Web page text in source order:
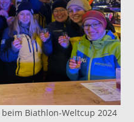
Biathlon-Weltcup 2024